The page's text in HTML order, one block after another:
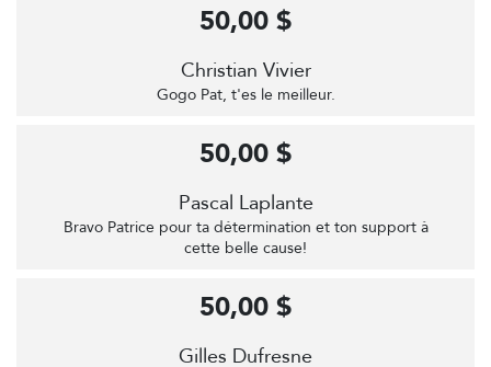
Christian Vivier
Gogo Pat, t'es le meilleur.
50,00 $
Pascal Laplante
Bravo Patrice pour ta détermination et ton support à
cette belle cause!
50,00 $
Gilles Dufresne
50,00 $